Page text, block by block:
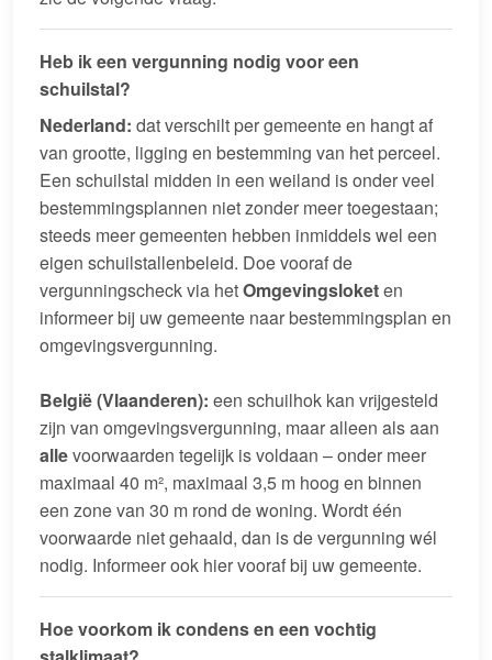
Heb ik een vergunning nodig voor een
schuilstal?
Nederland: dat verschilt per gemeente en hangt af
van grootte, ligging en bestemming van het perceel.
Een schuilstal midden in een weiland is onder veel
bestemmingsplannen niet zonder meer toegestaan;
steeds meer gemeenten hebben inmiddels wel een
eigen schuilstallenbeleid. Doe vooraf de
vergunningscheck via hetOmgevingsloketen
informeer bij uw gemeente naar bestemmingsplan en
omgevingsvergunning.
België (Vlaanderen): een schuilhok kan vrijgesteld
zijn van omgevingsvergunning, maar alleen als aan
allevoorwaarden tegelijk is voldaan – onder meer
maximaal 40 m², maximaal 3,5 m hoog en binnen
een zone van 30 m rond de woning. Wordt één
voorwaarde niet gehaald, dan is de vergunning wél
nodig. Informeer ook hier vooraf bij uw gemeente.
Hoe voorkom ik condens en een vochtig